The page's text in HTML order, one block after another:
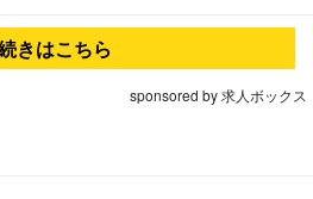
きはこちら
sponsored by 求人ボックス